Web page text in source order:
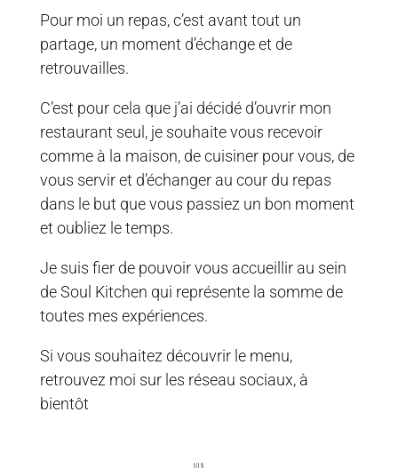
Pour moi un repas, c’est avant tout un
partage, un moment d’échange et de
retrouvailles.
C’est pour cela que j’ai décidé d’ouvrir mon
restaurant seul, je souhaite vous recevoir
comme à la maison, de cuisiner pour vous, de
vous servir et d’échanger au cour du repas
dans le but que vous passiez un bon moment
et oubliez le temps.
Je suis fier de pouvoir vous accueillir au sein
de Soul Kitchen qui représente la somme de
toutes mes expériences.
Si vous souhaitez découvrir le menu,
retrouvez moi sur les réseau sociaux, à
bientôt